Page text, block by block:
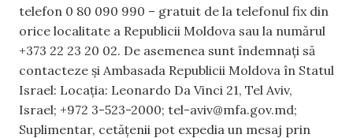
telefon 0 80 090 990 – gratuit de la telefonul fix din
orice localitate a Republicii Moldova sau la numărul
+373 22 23 20 02. De asemenea sunt îndemnați să
contacteze și Ambasada Republicii Moldova în Statul
Israel: Locația: Leonardo Da Vinci 21, Tel Aviv,
Israel; +972 3-523-2000; tel-aviv@mfa.gov.md;
Suplimentar, cetățenii pot expedia un mesaj prin